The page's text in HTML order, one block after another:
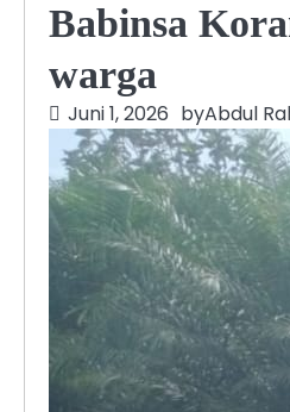
Babinsa
warga
Juni 1, 2026 byAbdul